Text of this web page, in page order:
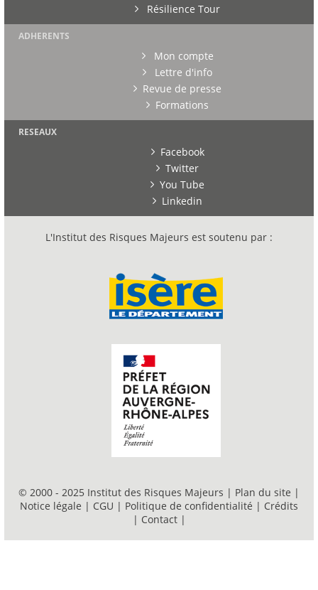
Résilience Tour
ADHERENTS
Mon compte
Lettre d'info
Revue de presse
Formations
RESEAUX
Facebook
Twitter
You Tube
Linkedin
L'Institut des Risques Majeurs est soutenu par :
© 2000 - 2025 Institut des Risques Majeurs | Plan du site |
Notice légale | CGU | Politique de confidentialité | Crédits
| Contact |